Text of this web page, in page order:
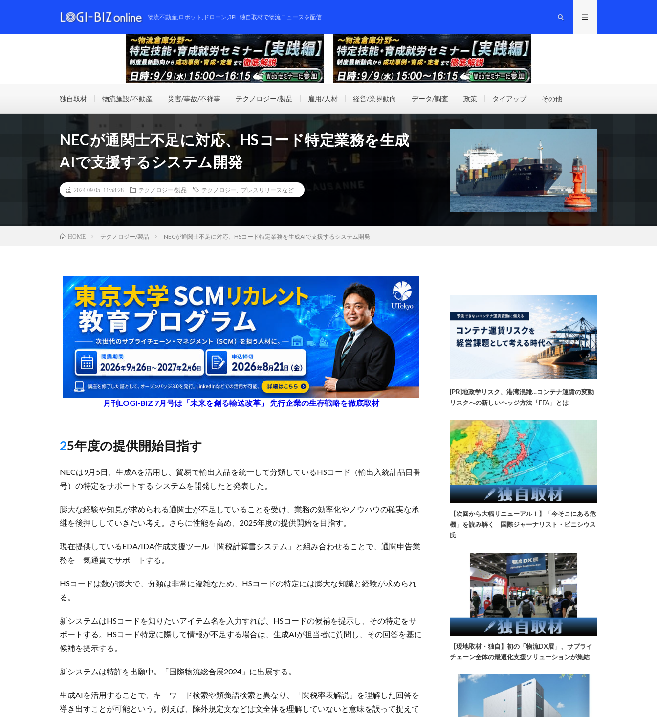
物流不動産,ロボット,ドローン,3PL,独自取材で物流ニュースを配信
独自取材 物流施設/不動産 災害/事故/不祥事 テクノロジー/製品 雇用/人材 経営/業界動向 データ/調査 政策 タイアップ その他
NECが通関士不足に対応、HSコード特定業務を生成
AIで支援するシステム開発
2024.09.05 11:58:28 テクノロジー/製品 テクノロジー プレスリリースなど
HOME テクノロジー/製品 NECが通関士不足に対応、HSコード特定業務を生成AIで支援するシステム開発
月刊LOGI-BIZ 7月号は「未来を創る輸送改革」 先行企業の生存戦略を徹底取材
25年度の提供開始目指す
NECは9月5日、生成Aを活用し、貿易で輸出入品を統一して分類しているHSコード（輸出入統計品目番
号）の特定をサポートする システムを開発したと発表した。
膨大な経験や知見が求められる通関士が不足していることを受け、業務の効率化やノウハウの確実な承
継を後押ししていきたい考え。さらに性能を高め、2025年度の提供開始を目指す。
現在提供しているEDA/IDA作成支援ツール「関税計算書システム」と組み合わせることで、通関申告業
務を一気通貫でサポートする。
HSコードは数が膨大で、分類は非常に複雑なため、HSコードの特定には膨大な知識と経験が求められ
る。
新システムはHSコードを知りたいアイテム名を入力すれば、HSコードの候補を提示し、その特定をサ
ポートする。HSコード特定に際して情報が不足する場合は、生成AIが担当者に質問し、その回答を基に
候補を提示する。
新システムは特許を出願中。「国際物流総合展2024」に出展する。
生成AIを活用することで、キーワード検索や類義語検索と異なり、「関税率表解説」を理解した回答を
導き出すことが可能という。例えば、除外規定文などは文全体を理解していないと意味を誤って捉えて
[PR]地政学リスク、港湾混雑…コンテナ運賃の変動
リスクへの新しいヘッジ方法「FFA」とは
【次回から大幅リニューアル！】「今そこにある危
機」を読み解く 国際ジャーナリスト・ビニシウス
氏
【現地取材・独自】初の「物流DX展」、サプライ
チェーン全体の最適化支援ソリューションが集結